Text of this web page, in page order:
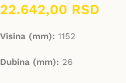
22.642,00 RSD
Visina (mm): 1152
Dubina (mm): 26